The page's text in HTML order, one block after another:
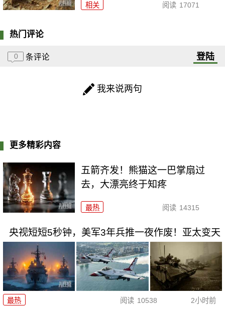
相关 阅读 17071
热门评论
0 条评论 登陆
我来说两句
更多精彩内容
五箭齐发！熊猫这一巴掌扇过
去，大漂亮终于知疼
最热 阅读 14315
央视短短5秒钟，美军3年兵推一夜作废！亚太变天
最热 阅读 10538 2小时前